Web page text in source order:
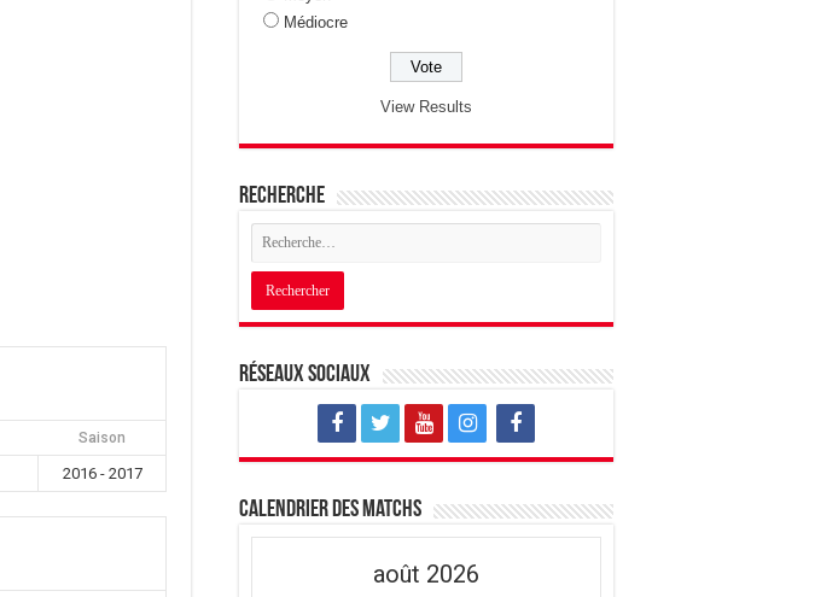
Saison
2016 - 2017
Médiocre
View Results
Recherche
Réseaux sociaux
Calendrier des matchs
août 2026